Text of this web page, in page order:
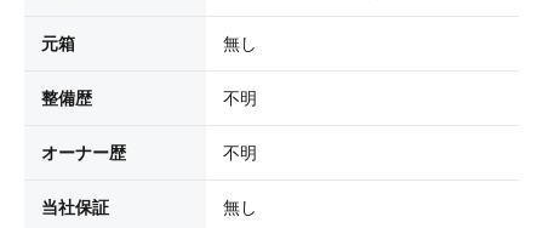
元箱 無し
整備歴 不明
オーナー歴 不明
当社保証 無し